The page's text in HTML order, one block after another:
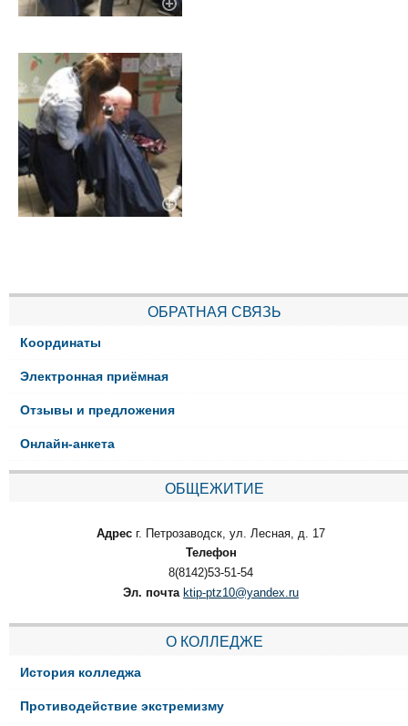
ОБРАТНАЯ СВЯЗЬ
Координаты
Электронная приёмная
Отзывы и предложения
Онлайн-анкета
ОБЩЕЖИТИЕ
Адрес г. Петрозаводск, ул. Лесная, д. 17
Телефон
8(8142)53-51-54
Эл. почта ktip-ptz10@yandex.ru
О КОЛЛЕДЖЕ
История колледжа
Противодействие экстремизму